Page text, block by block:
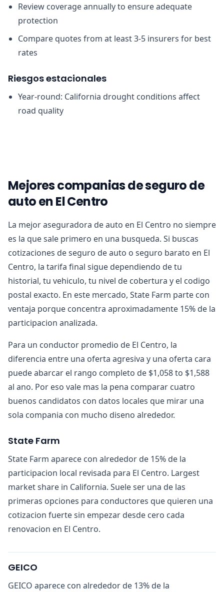
Review coverage annually to ensure adequate
protection
Compare quotes from at least 3-5 insurers for best
rates
Riesgos estacionales
Year-round: California drought conditions affect
road quality
Mejores companias de seguro de
auto en El Centro
La mejor aseguradora de auto en El Centro no siempre
es la que sale primero en una busqueda. Si buscas
cotizaciones de seguro de auto o seguro barato en El
Centro, la tarifa final sigue dependiendo de tu
historial, tu vehiculo, tu nivel de cobertura y el codigo
postal exacto. En este mercado, State Farm parte con
ventaja porque concentra aproximadamente 15% de la
participacion analizada.
Para un conductor promedio de El Centro, la
diferencia entre una oferta agresiva y una oferta cara
puede abarcar el rango completo de $1,058 to $1,588
al ano. Por eso vale mas la pena comparar cuatro
buenos candidatos con datos locales que mirar una
sola compania con mucho diseno alrededor.
State Farm
State Farm aparece con alrededor de 15% de la
participacion local revisada para El Centro. Largest
market share in California. Suele ser una de las
primeras opciones para conductores que quieren una
cotizacion fuerte sin empezar desde cero cada
renovacion en El Centro.
GEICO
GEICO aparece con alrededor de 13% de la